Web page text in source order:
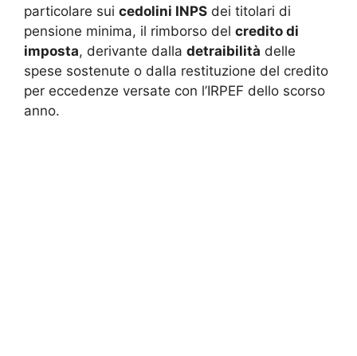
particolare sui cedolini INPS dei titolari di
pensione minima, il rimborso del credito di
imposta, derivante dalla detraibilità delle
spese sostenute o dalla restituzione del credito
per eccedenze versate con l’IRPEF dello scorso
anno.